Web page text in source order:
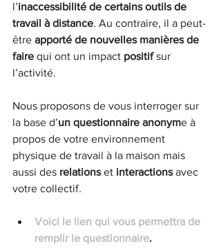
l’inaccessibilité de certains outils de
travail à distance. Au contraire, il a peut-
être apporté de nouvelles manières de
faire qui ont un impact positif sur
l’activité.
Nous proposons de vous interroger sur
la base d’un questionnaire anonyme à
propos de votre environnement
physique de travail à la maison mais
aussi des relations et interactions avec
votre collectif.
Voici le lien qui vous permettra de
remplir le questionnaire.